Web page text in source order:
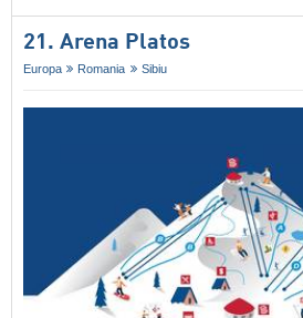
21. Arena Platos
Europa Romania Sibiu